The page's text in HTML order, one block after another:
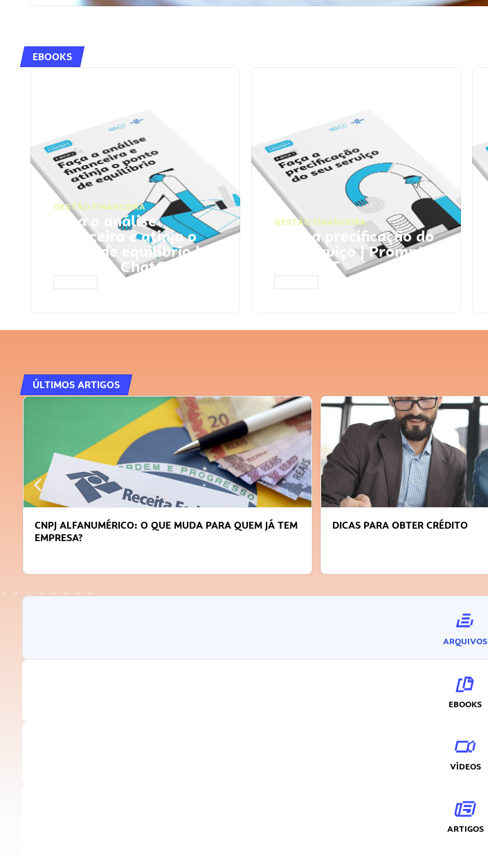
EBOOKS
GESTÃO FINANCEIRA
Faça a análise
financeira e atinja o
ponto de equilíbrio |
Prompts ChatGPT
GESTÃO FINANCEIRA
Faça a precificação do
seu serviço | Prompts
ChatGPT
ÚLTIMOS ARTIGOS
CNPJ ALFANUMÉRICO: O QUE MUDA PARA QUEM JÁ TEM
EMPRESA?
DICAS PARA OBTER CRÉDITO
ARQUIVOS
EBOOKS
VÍDEOS
ARTIGOS